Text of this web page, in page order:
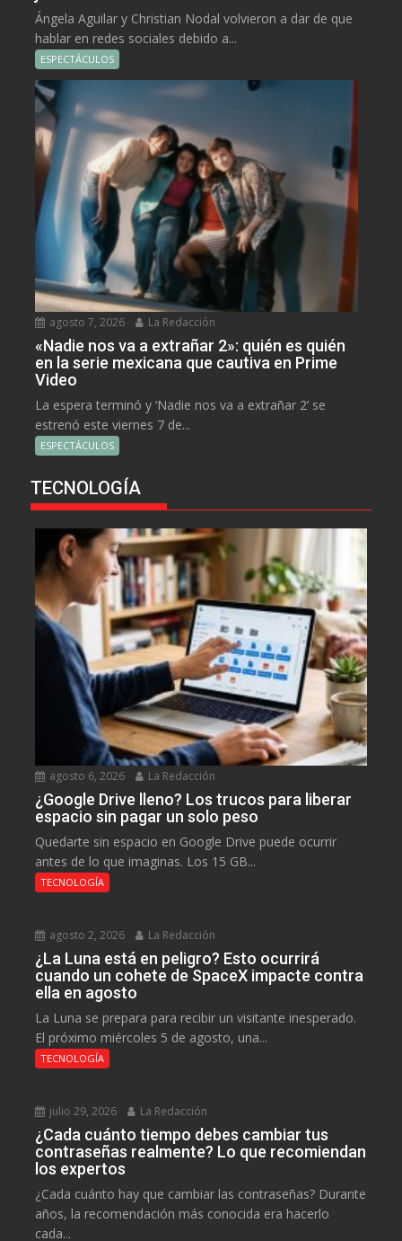
Ángela Aguilar y Christian Nodal volvieron a dar de que
hablar en redes sociales debido a...
ESPECTÁCULOS
agosto 7, 2026 La Redacción
«Nadie nos va a extrañar 2»: quién es quién
en la serie mexicana que cautiva en Prime
Video
La espera terminó y ‘Nadie nos va a extrañar 2’ se
estrenó este viernes 7 de...
ESPECTÁCULOS
TECNOLOGÍA
agosto 6, 2026 La Redacción
¿Google Drive lleno? Los trucos para liberar
espacio sin pagar un solo peso
Quedarte sin espacio en Google Drive puede ocurrir
antes de lo que imaginas. Los 15 GB...
TECNOLOGÍA
agosto 2, 2026 La Redacción
¿La Luna está en peligro? Esto ocurrirá
cuando un cohete de SpaceX impacte contra
ella en agosto
La Luna se prepara para recibir un visitante inesperado.
El próximo miércoles 5 de agosto, una...
TECNOLOGÍA
julio 29, 2026 La Redacción
¿Cada cuánto tiempo debes cambiar tus
contraseñas realmente? Lo que recomiendan
los expertos
¿Cada cuánto hay que cambiar las contraseñas? Durante
años, la recomendación más conocida era hacerlo
cada...